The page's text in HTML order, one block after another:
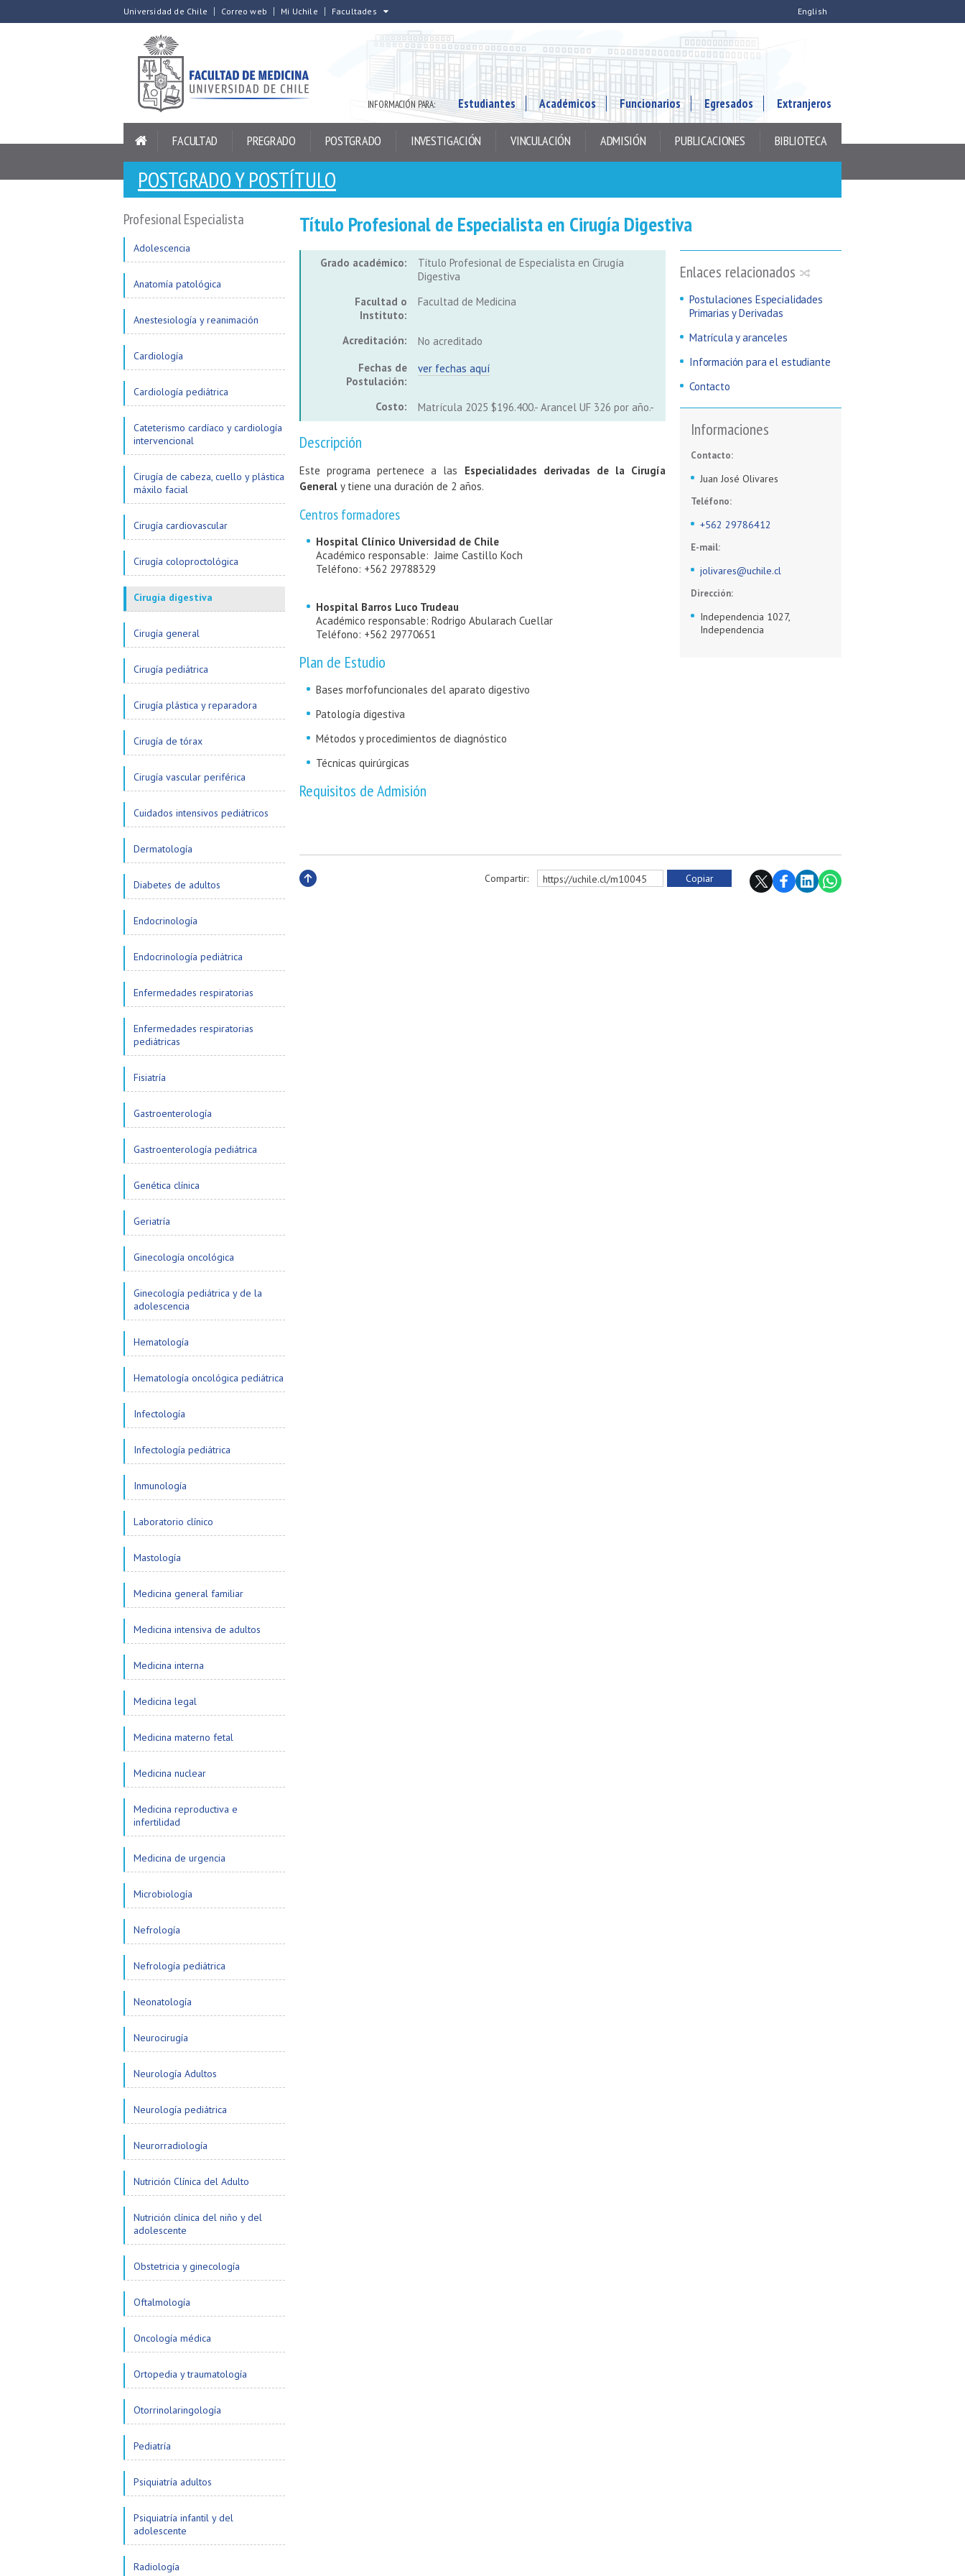
Universidad de Chile Correo web Mi Uchile Facultades English
INFORMACIÓN PARA: Estudiantes Académicos Funcionarios Egresados Extranjeros
FACULTAD PREGRADO POSTGRADO INVESTIGACIÓN VINCULACIÓN ADMISIÓN PUBLICACIONES BIBLIOTECA
POSTGRADO Y POSTÍTULO
Profesional Especialista
Adolescencia
Anatomía patológica
Anestesiología y reanimación
Cardiología
Cardiología pediátrica
Cateterismo cardíaco y cardiología
intervencional
Cirugía de cabeza, cuello y plástica
máxilo facial
Cirugía cardiovascular
Cirugía coloproctológica
Cirugía digestiva
Cirugía general
Cirugía pediátrica
Cirugía plástica y reparadora
Cirugía de tórax
Cirugía vascular periférica
Cuidados intensivos pediátricos
Dermatología
Diabetes de adultos
Endocrinología
Endocrinología pediátrica
Enfermedades respiratorias
Enfermedades respiratorias
pediátricas
Fisiatría
Gastroenterología
Gastroenterología pediátrica
Genética clínica
Geriatría
Ginecología oncológica
Ginecología pediátrica y de la
adolescencia
Hematología
Hematología oncológica pediátrica
Infectología
Infectología pediátrica
Inmunología
Laboratorio clínico
Mastología
Medicina general familiar
Medicina intensiva de adultos
Medicina interna
Medicina legal
Medicina materno fetal
Medicina nuclear
Medicina reproductiva e
infertilidad
Medicina de urgencia
Microbiología
Nefrología
Nefrología pediátrica
Neonatología
Neurocirugía
Neurología Adultos
Neurología pediátrica
Neurorradiología
Nutrición Clínica del Adulto
Nutrición clínica del niño y del
adolescente
Obstetricia y ginecología
Oftalmología
Oncología médica
Ortopedia y traumatología
Otorrinolaringología
Pediatría
Psiquiatría adultos
Psiquiatría infantil y del
adolescente
Radiología
Título Profesional de Especialista en Cirugía Digestiva
Enlaces relacionados
Postulaciones Especialidades
Primarias y Derivadas
Matrícula y aranceles
Información para el estudiante
Contacto
Informaciones
Contacto:
Juan José Olivares
Teléfono:
+562 29786412
E-mail:
jolivares@uchile.cl
Dirección:
Independencia 1027,
Independencia
Grado académico:
Título Profesional de Especialista en Cirugía
Digestiva
Facultad o
Instituto:
Facultad de Medicina
Acreditación:
No acreditado
Fechas de
Postulación:
ver fechas aquí
Costo: Matrícula 2025 $196.400.- Arancel UF 326 por año.-
Descripción
Este programa pertenece a las Especialidades derivadas de la Cirugía
General y tiene una duración de 2 años.
Centros formadores
Hospital Clínico Universidad de Chile
Académico responsable: Jaime Castillo Koch
Teléfono: +562 29788329
Hospital Barros Luco Trudeau
Académico responsable: Rodrigo Abularach Cuellar
Teléfono: +562 29770651
Plan de Estudio
Bases morfofuncionales del aparato digestivo
Patología digestiva
Métodos y procedimientos de diagnóstico
Técnicas quirúrgicas
Requisitos de Admisión
Compartir: https://uchile.cl/m10045 Copiar